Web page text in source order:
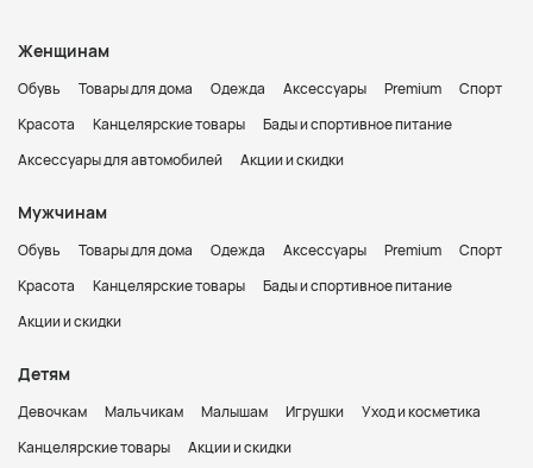
Женщинам
Обувь Товары для дома Одежда Аксессуары Premium
Спорт
Красота
Канцелярские товары
Бады и спортивное питание
Аксессуары для автомобилей
Акции и скидки
Мужчинам
Обувь Товары для дома Одежда Аксессуары Premium
Спорт
Красота
Канцелярские товары
Бады и спортивное питание
Акции и скидки
Детям
Девочкам Мальчикам Малышам Игрушки
Уход и косметика
Канцелярские товары
Акции и скидки